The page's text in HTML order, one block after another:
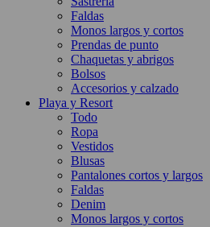
Faldas
Monos largos y cortos
Prendas de punto
Chaquetas y abrigos
Bolsos
Accesorios y calzado
Playa y Resort
Todo
Ropa
Vestidos
Blusas
Pantalones cortos y largos
Faldas
Denim
Monos largos y cortos